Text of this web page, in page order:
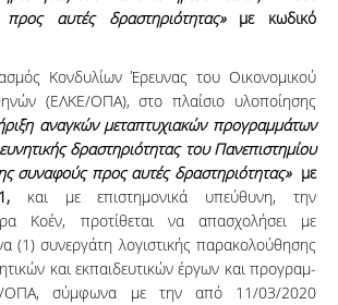
αυτές δραστηριότητας»με κωδικό
Κονδυλίων Έρευνας του Οικονομικού
(ΕΛΚΕ­/ΟΠΑ), στο πλαίσιο υλοποίησης
αναγκών μεταπτυχιακών προγραμμάτων
δραστηριότητας του Πανεπιστημίου
συναφούς προς αυτές δραστηριότητας»με
και με επιστημονικά υπεύθυνη, την
Κοέν, προ­τί­θεται να απασχολήσει με
(1) συνεργάτη λογιστικής παρακολούθησης
και εκπαιδευτικών έργων και προ­­γραμ­­­
ΟΠΑ, σύμφωνα με την από 11/03/2020